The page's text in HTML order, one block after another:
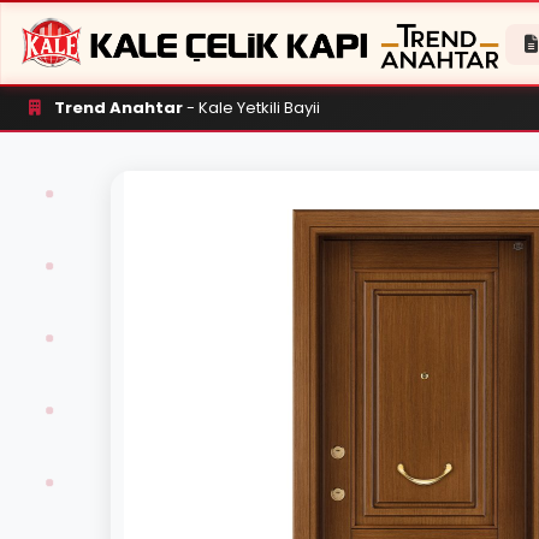
Trend Anahtar- Kale Yetkili Bayii